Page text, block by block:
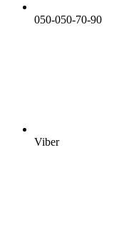
050-050-70-90
Viber